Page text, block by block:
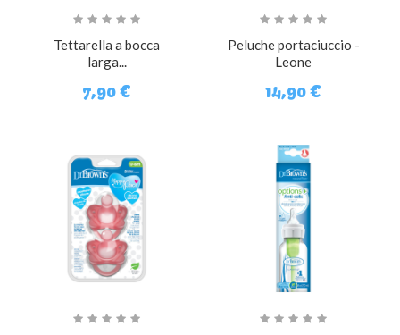
Tettarella a bocca
larga...
7,90 €
Peluche portaciuccio -
Leone
14,90 €